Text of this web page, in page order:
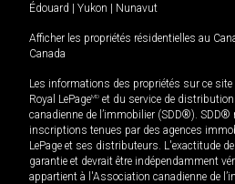
Édouard | Yukon | Nunavut
Afficher les propriétés résidentielles au
Canada
Les informations des propriétés sur ce
Royal LePageMD et du service de
canadienne de l’immobilier (SDD®). SDD®
inscriptions tenues par des agences
LePage et ses distributeurs. L'exactitude
garantie et devrait être indépendamment
appartient à l'Association canadienne de